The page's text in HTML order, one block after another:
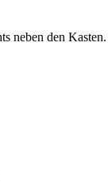
neben den Kasten.